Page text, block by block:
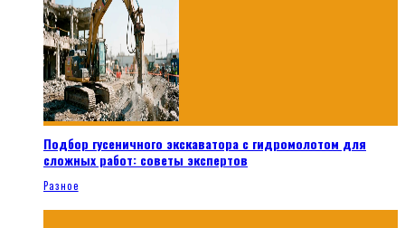
Подбор гусеничного экскаватора с гидромолотом для
сложных работ: советы экспертов
Разное